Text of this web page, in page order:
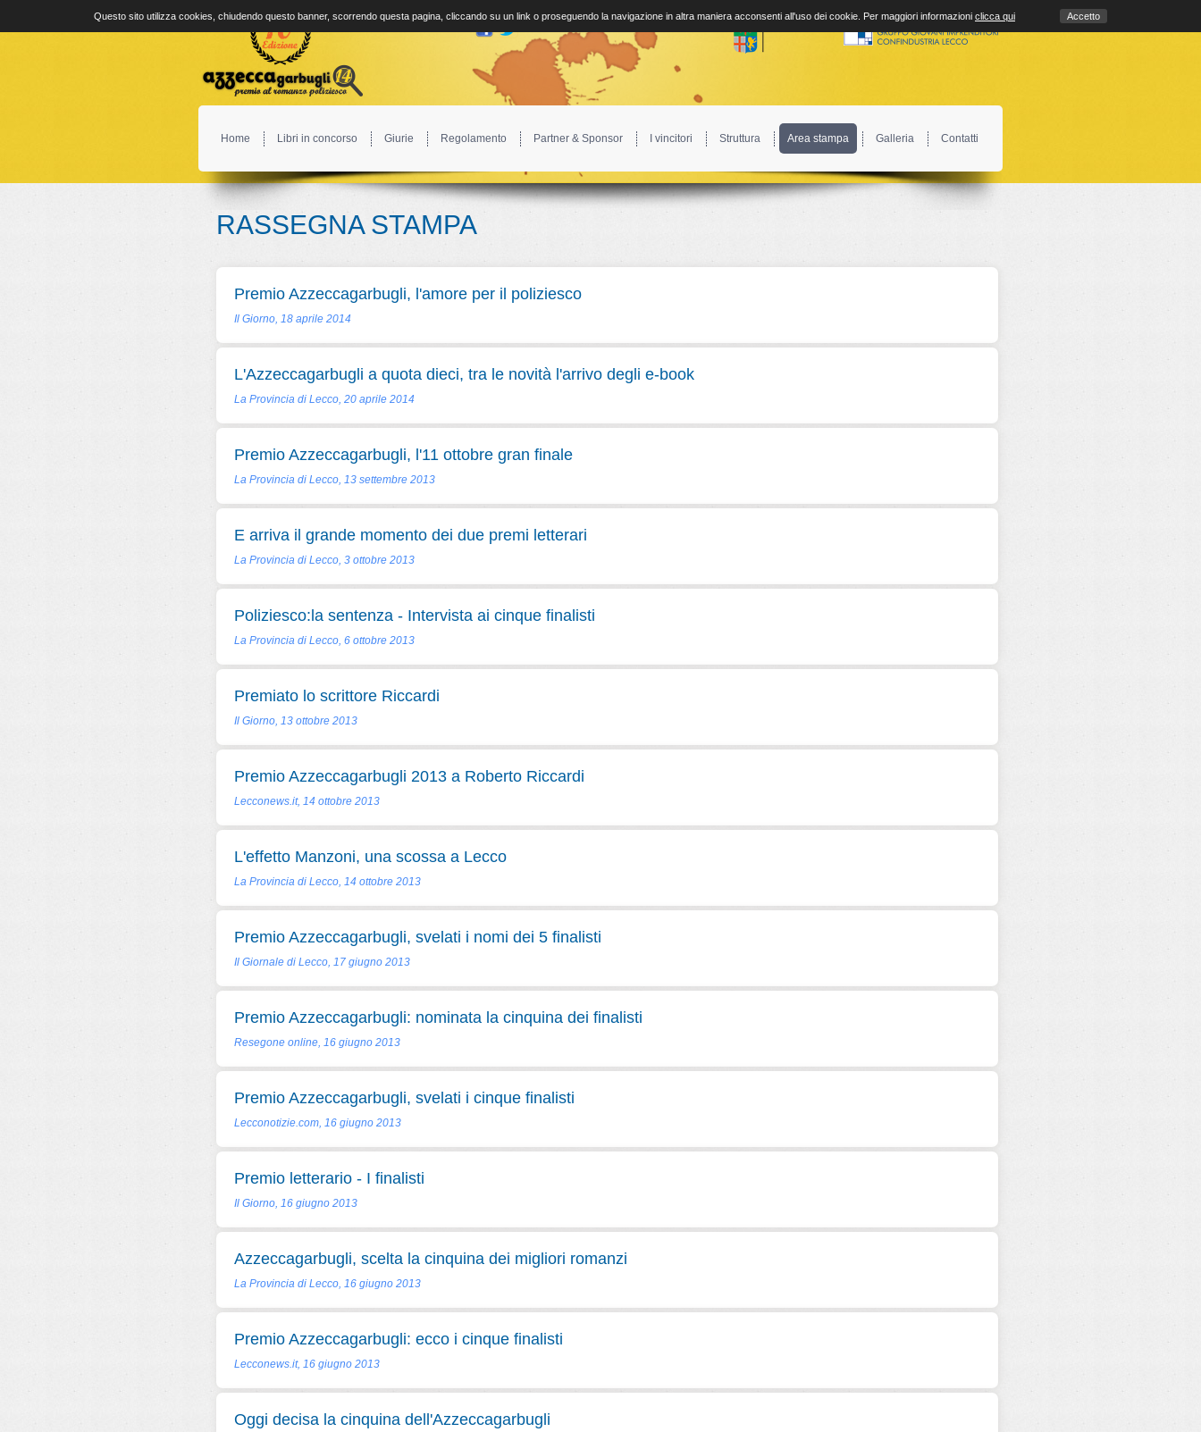
Home Libri in concorso Giurie Regolamento Partner & Sponsor I vincitori Struttura Area stampa Galleria Contatti
RASSEGNA STAMPA
Premio Azzeccagarbugli, l'amore per il poliziesco
Il Giorno, 18 aprile 2014
L'Azzeccagarbugli a quota dieci, tra le novità l'arrivo degli e-book
La Provincia di Lecco, 20 aprile 2014
Premio Azzeccagarbugli, l'11 ottobre gran finale
La Provincia di Lecco, 13 settembre 2013
E arriva il grande momento dei due premi letterari
La Provincia di Lecco, 3 ottobre 2013
Poliziesco:la sentenza - Intervista ai cinque finalisti
La Provincia di Lecco, 6 ottobre 2013
Premiato lo scrittore Riccardi
Il Giorno, 13 ottobre 2013
Premio Azzeccagarbugli 2013 a Roberto Riccardi
Lecconews.it, 14 ottobre 2013
L'effetto Manzoni, una scossa a Lecco
La Provincia di Lecco, 14 ottobre 2013
Premio Azzeccagarbugli, svelati i nomi dei 5 finalisti
Il Giornale di Lecco, 17 giugno 2013
Premio Azzeccagarbugli: nominata la cinquina dei finalisti
Resegone online, 16 giugno 2013
Premio Azzeccagarbugli, svelati i cinque finalisti
Lecconotizie.com, 16 giugno 2013
Premio letterario - I finalisti
Il Giorno, 16 giugno 2013
Azzeccagarbugli, scelta la cinquina dei migliori romanzi
La Provincia di Lecco, 16 giugno 2013
Premio Azzeccagarbugli: ecco i cinque finalisti
Lecconews.it, 16 giugno 2013
Oggi decisa la cinquina dell'Azzeccagarbugli
Questo sito utilizza cookies, chiudendo questo banner, scorrendo questa pagina, cliccando su un link o proseguendo la navigazione in altra maniera acconsenti all'uso dei cookie. Per maggiori informazioni clicca qui Accetto